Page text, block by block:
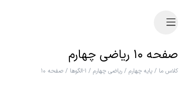
صفحه ۱۰ ریاضی چهارم
کلاس ما / پایه چهارم / ریاضی چهارم / ۱-الگوها / صفحه ۱۰